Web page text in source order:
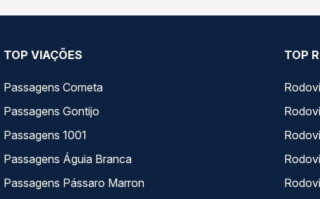
TOP VIAÇÕES
Passagens Cometa
Passagens Gontijo
Passagens 1001
Passagens Águia Branca
Passagens Pássaro Marron
TOP